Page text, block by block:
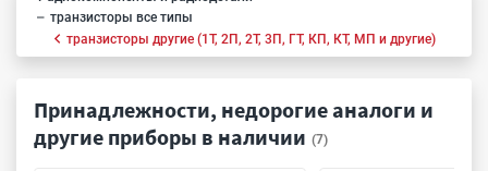
транзисторы все типы
транзисторы другие (1Т, 2П, 2Т, 3П, ГТ, КП, КТ, МП и другие)
Принадлежности, недорогие аналоги и
другие приборы в наличии (7)